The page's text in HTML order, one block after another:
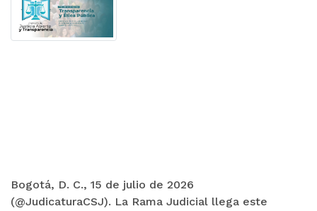
Bogotá, D. C., 15 de julio de 2026
(@JudicaturaCSJ). La Rama Judicial llega este